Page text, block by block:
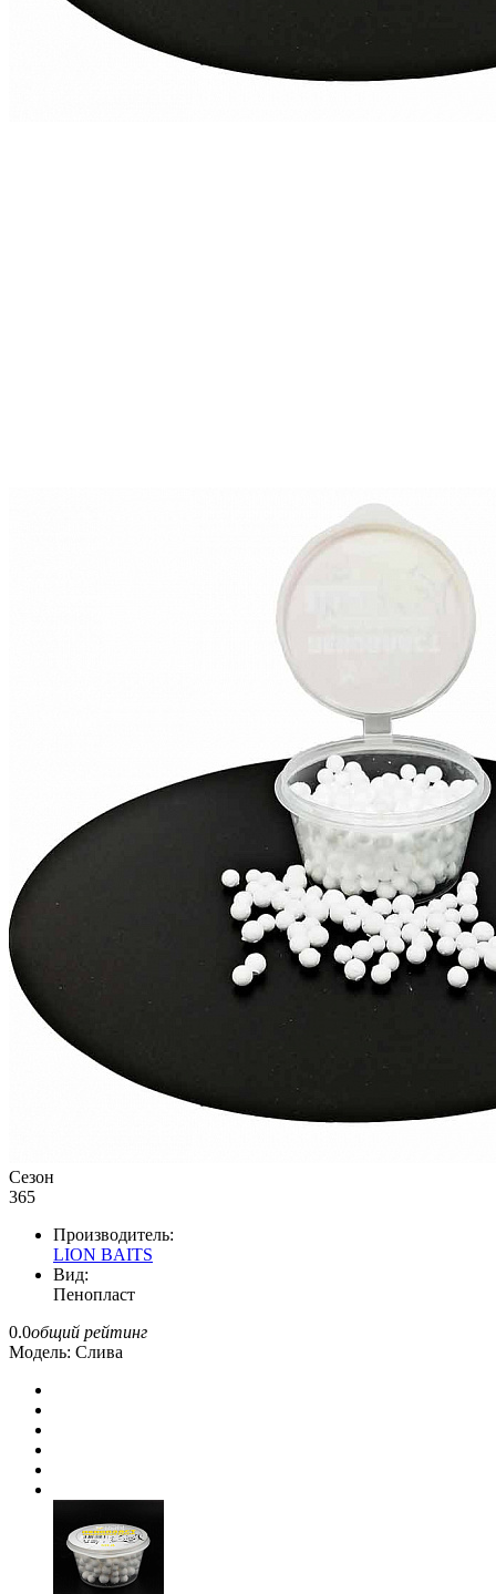
Сезон
365
Производитель:
LION BAITS
Вид:
Пенопласт
0.0общий рейтинг
Модель: Слива